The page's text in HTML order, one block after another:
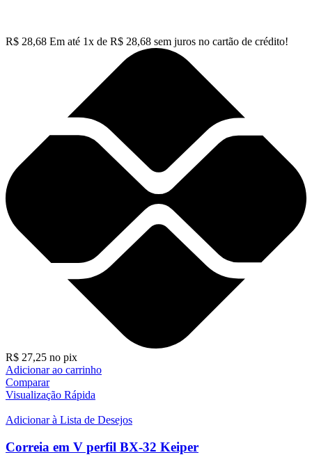
R$ 28,68 Em até 1x de R$ 28,68 sem juros no cartão de crédito!
R$ 27,25 no pix
Adicionar ao carrinho
Comparar
Visualização Rápida
Adicionar à Lista de Desejos
Correia em V perfil BX-32 Keiper